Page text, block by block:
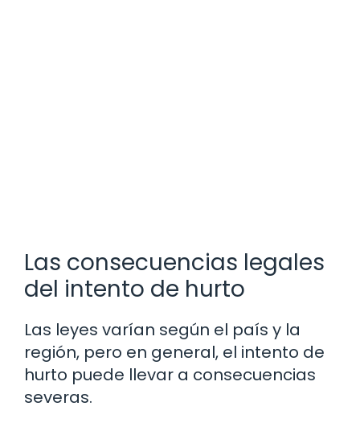
Las consecuencias legales
del intento de hurto
Las leyes varían según el país y la
región, pero en general, el intento de
hurto puede llevar a consecuencias
severas.